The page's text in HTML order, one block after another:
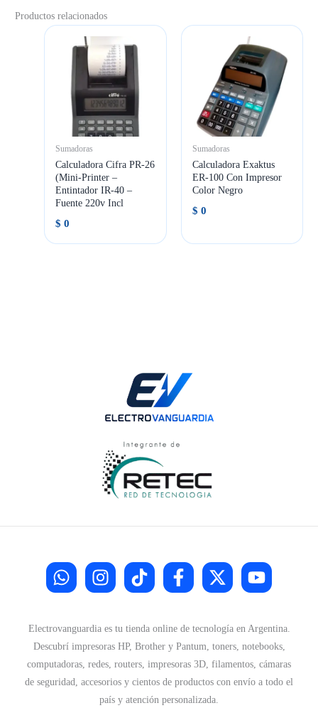
Productos relacionados
Sumadoras
Calculadora Cifra PR-26
(Mini-Printer –
Entintador IR-40 –
Fuente 220v Incl
$ 0
Sumadoras
Calculadora Exaktus
ER-100 Con Impresor
Color Negro
$ 0
Electrovanguardia es tu tienda online de tecnología en Argentina.
Descubrí impresoras HP, Brother y Pantum, toners, notebooks,
computadoras, redes, routers, impresoras 3D, filamentos, cámaras
de seguridad, accesorios y cientos de productos con envío a todo el
país y atención personalizada.